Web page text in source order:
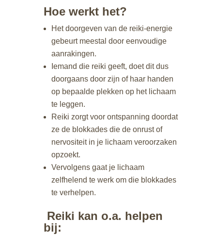
Hoe werkt het?
Het doorgeven van de reiki-energie
gebeurt meestal door eenvoudige
aanrakingen.
Iemand die reiki geeft, doet dit dus
doorgaans door zijn of haar handen
op bepaalde plekken op het lichaam
te leggen.
Reiki zorgt voor ontspanning doordat
ze de blokkades die de onrust of
nervositeit in je lichaam veroorzaken
opzoekt.
Vervolgens gaat je lichaam
zelfhelend te werk om die blokkades
te verhelpen.
Reiki kan o.a. helpen
bij: